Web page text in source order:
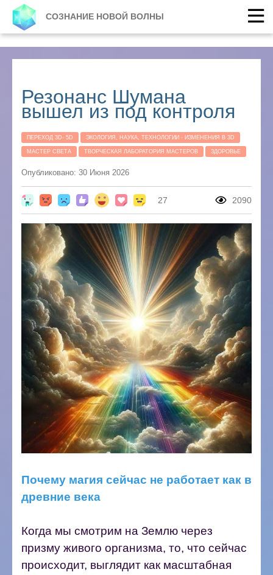
СОЗНАНИЕ НОВОЙ ВОЛНЫ
Резонанс Шумана
вышел из под контроля
ПЕРЕХОД 3D- 5D ЭКОЛОГИЯ, НАУКА, ТЕХНОЛОГИИ - ИЗМЕНЕНИЯ В 3D
МАСТЕР СВЕТА ТВОРЧЕСКАЯ ЛАБОРАТОРИЯ МАСТЕРОВ ЗДОРОВЬЕ
Опубликовано: 30 Июня 2026
27 2090
Почему магия сейчас не работает как в
древние века
Когда мы смотрим на Землю через
призму живого организма, то, что сейчас
происходит, выглядит как масштабная